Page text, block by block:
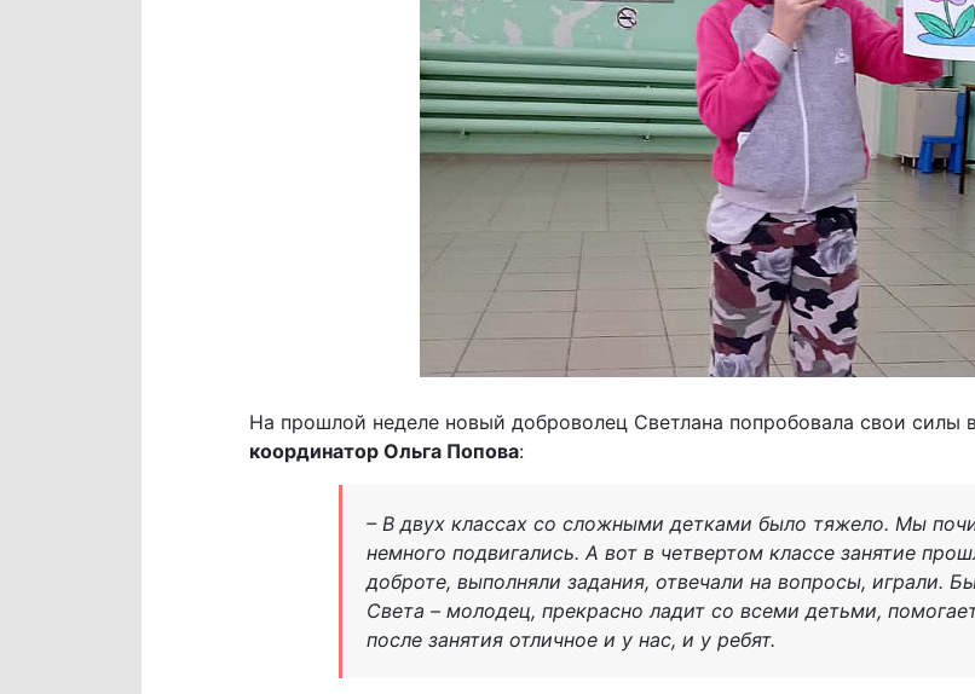
На прошлой неделе новый доброволец Светлана попробовала свои силы
координатор Ольга Попова:
– В двух классах со сложными детками было тяжело. Мы
немного подвигались. А вот в четвертом классе занятие
доброте, выполняли задания, отвечали на вопросы, играли.
Света – молодец, прекрасно ладит со всеми детьми,
после занятия отличное и у нас, и у ребят.